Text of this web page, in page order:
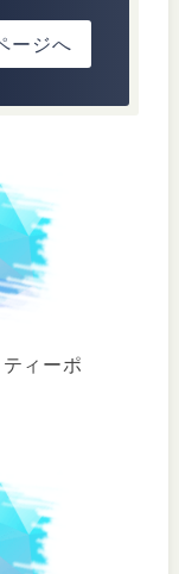
ージへ
ィーポ